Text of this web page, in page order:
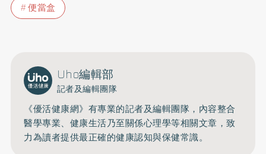
便當盒
Uho編輯部
記者及編輯團隊
《優活健康網》有專業的記者及編輯團隊，內容整合
醫學專業、健康生活乃至關係心理學等相關文章，致
力為讀者提供最正確的健康認知與保健常識。